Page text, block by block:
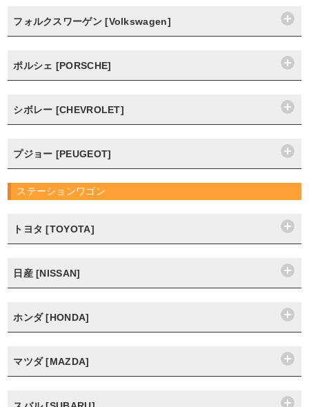
フォルクスワーゲン [Volkswagen]
ポルシェ [PORSCHE]
シボレー [CHEVROLET]
プジョー [PEUGEOT]
ステーションワゴン
トヨタ [TOYOTA]
日産 [NISSAN]
ホンダ [HONDA]
マツダ [MAZDA]